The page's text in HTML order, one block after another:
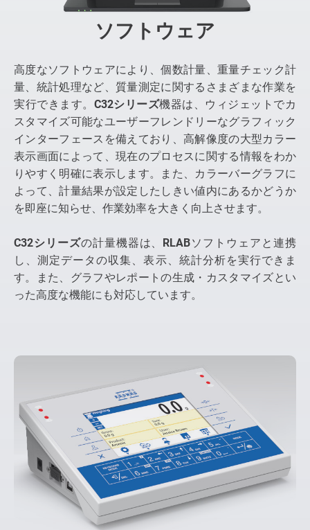
ソフトウェア
高度なソフトウェアにより、個数計量、重量チェック計
量、統計処理など、質量測定に関するさまざまな作業を
実行できます。 C32シリーズ機器は、ウィジェットでカ
スタマイズ可能なユーザーフレンドリーなグラフィック
インターフェースを備えており、高解像度の大型カラー
表示画面によって、現在のプロセスに関する情報をわか
りやすく明確に表示します。また、カラーバーグラフに
よって、計量結果が設定したしきい値内にあるかどうか
を即座に知らせ、作業効率を大きく向上させます。
C32シリーズの計量機器は、 RLABソフトウェアと連携
し、測定データの収集、表示、統計分析を実行できま
す。また、グラフやレポートの生成・カスタマイズとい
った高度な機能にも対応しています。